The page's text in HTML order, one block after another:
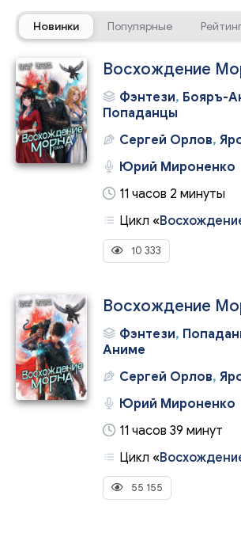
Новинки Популярные
Восхождение
Фэнтези, Бояръ-
Попаданцы
Сергей Орлов,
Юрий Мироненко
11 часов 2 минуты
Цикл «
10 333
Восхождение
Фэнтези,
Аниме
Сергей Орлов,
Юрий Мироненко
11 часов 39 минут
Цикл «
55 155